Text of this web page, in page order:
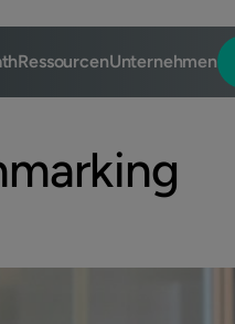
RessourcenUnternehmen